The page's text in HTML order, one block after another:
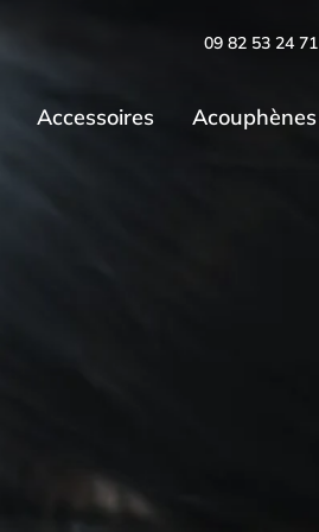
09 82 53 24 71
Accessoires Acouphènes